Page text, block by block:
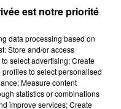
(H/F) en CDI au siège.
bon fonctionnement de
(H/F) en CDI pour
67 et
et la livraison de nos
(H/F) en CDI au siège.
est notre priorité
data processing based on
Store and/or access
select advertising; Create
to select personalised
Measure content
statistics or combinations
improve services; Create